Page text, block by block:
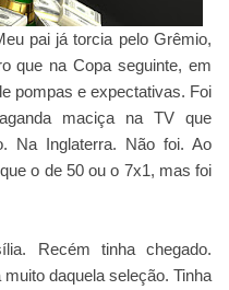
pai já torcia pelo Grêmio,
que na Copa seguinte, em
pompas e expectativas. Foi
maciça na TV que
Na Inglaterra. Não foi. Ao
o de 50 ou o 7x1, mas foi
Recém tinha chegado.
daquela seleção. Tinha